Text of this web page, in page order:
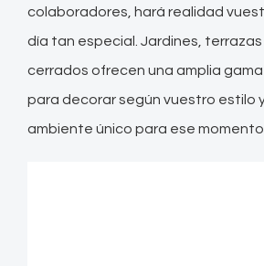
colaboradores, hará realidad
día tan especial. Jardines, terrazas
cerrados ofrecen una amplia
para decorar según vuestro estilo
ambiente único para ese